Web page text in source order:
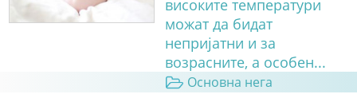
високите температури
можат да бидат
непријатни и за
возрасните, а особен...
Основна нега